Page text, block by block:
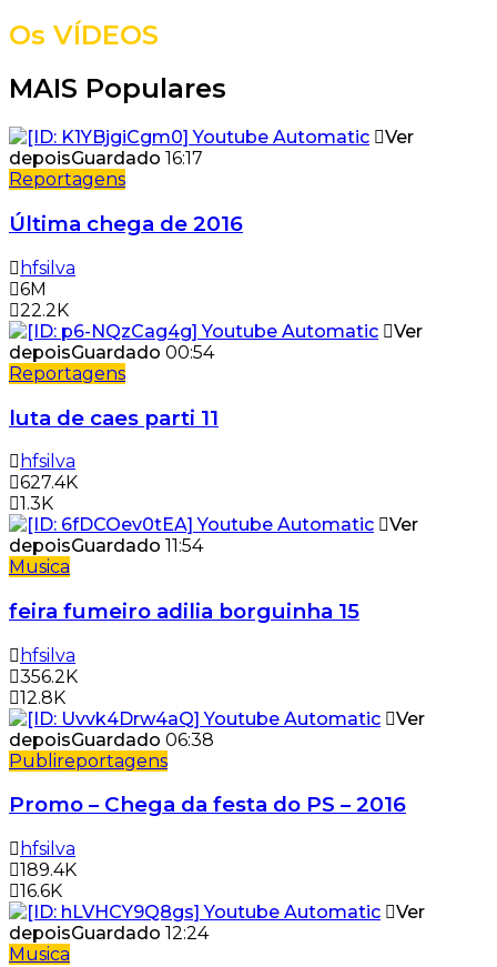
Os VÍDEOS
MAIS Populares
Ver
depoisGuardado 16:17
Reportagens
Última chega de 2016
hfsilva
6M
22.2K
Ver
depoisGuardado 00:54
Reportagens
luta de caes parti 11
hfsilva
627.4K
1.3K
Ver
depoisGuardado 11:54
Musica
feira fumeiro adilia borguinha 15
hfsilva
356.2K
12.8K
Ver
depoisGuardado 06:38
Publireportagens
Promo – Chega da festa do PS – 2016
hfsilva
189.4K
16.6K
Ver
depoisGuardado 12:24
Musica